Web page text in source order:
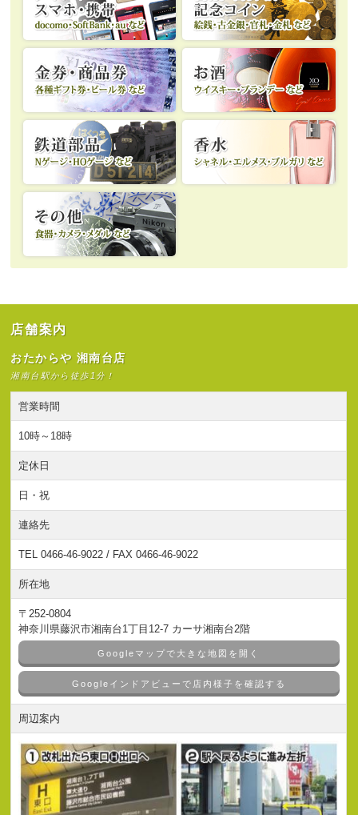
店舗案内
おたからや 湘南台店
湘南台駅から徒歩1分！
営業時間
10時～18時
定休日
日・祝
連絡先
TEL 0466-46-9022 / FAX 0466-46-9022
所在地
〒252-0804
神奈川県藤沢市湘南台1丁目12-7 カーサ湘南台2階
Googleマップで大きな地図を開く
Googleインドアビューで店内様子を確認する
周辺案内